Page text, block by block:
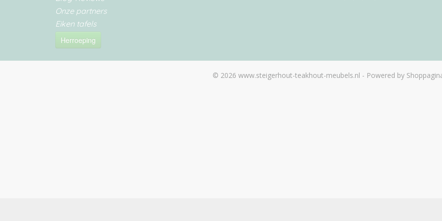
Onze partners
Eiken tafels
Herroeping
© 2026 www.steigerhout-teakhout-meubels.nl - Powered by